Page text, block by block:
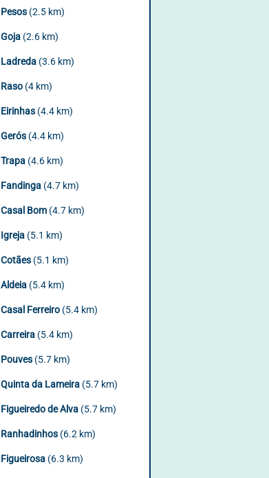
Pesos(2.5 km)
Goja(2.6 km)
Ladreda(3.6 km)
Raso(4 km)
Eirinhas(4.4 km)
Gerós(4.4 km)
Trapa(4.6 km)
Fandinga(4.7 km)
Casal Bom(4.7 km)
Igreja(5.1 km)
Cotães(5.1 km)
Aldeia(5.4 km)
Casal Ferreiro(5.4 km)
Carreira(5.4 km)
Pouves(5.7 km)
Quinta da Lameira(5.7 km)
Figueiredo de Alva(5.7 km)
Ranhadinhos(6.2 km)
Figueirosa(6.3 km)